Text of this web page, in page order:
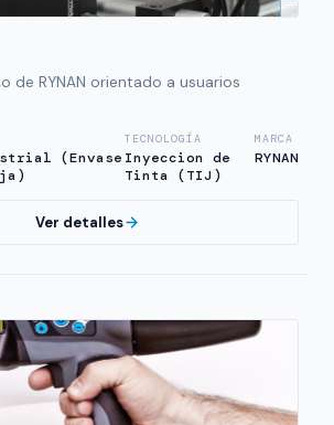
de RYNAN orientado a usuarios
(Envase
TECNOLOGÍA
Inyeccion de
Tinta (TIJ)
MARCA
RYNAN
Ver detalles